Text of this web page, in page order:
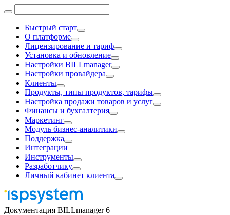
Быстрый старт
О платформе
Лицензирование и тариф
Установка и обновление
Настройки BILLmanager
Настройки провайдера
Клиенты
Продукты, типы продуктов, тарифы
Настройка продажи товаров и услуг
Финансы и бухгалтерия
Маркетинг
Модуль бизнес-аналитики
Поддержка
Интеграции
Инструменты
Разработчику
Личный кабинет клиента
Документация BILLmanager 6